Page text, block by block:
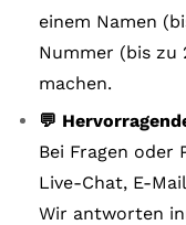
einem Namen
Nummer (bis zu
machen.
💬
Bei Fragen oder
Live-Chat, E-
Wir antworten